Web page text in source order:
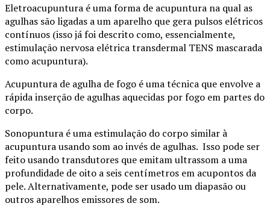
Eletroacupuntura é uma forma de acupuntura na qual as
agulhas são ligadas a um aparelho que gera pulsos elétricos
contínuos (isso já foi descrito como, essencialmente,
estimulação nervosa elétrica transdermal TENS mascarada
como acupuntura).
Acupuntura de agulha de fogo é uma técnica que envolve a
rápida inserção de agulhas aquecidas por fogo em partes do
corpo.
Sonopuntura é uma estimulação do corpo similar à
acupuntura usando som ao invés de agulhas. Isso pode ser
feito usando transdutores que emitam ultrassom a uma
profundidade de oito a seis centímetros em acupontos da
pele. Alternativamente, pode ser usado um diapasão ou
outros aparelhos emissores de som.